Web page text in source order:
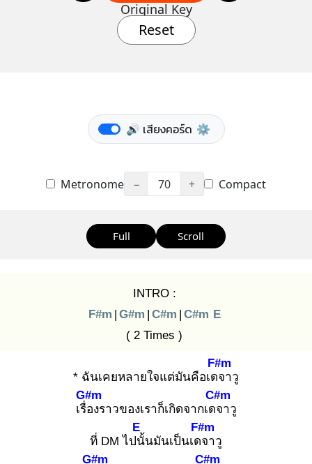
Original Key
Reset
🔊 เสียงคอร์ด ⚙️
Metronome − 70 + Compact
Full Scroll
INTRO :
F#m | G#m | C#m | C#m E
( 2 Times )
* ฉันเคยหลายใจแต่มันคือเดจ
F#m
าวู
เรื่อ
G#m
งราวของเราก็เกิดจากเดจ
C#m
าวู
ที่ DM ไปนั้
E
นมันเป็นเดจ
F#m
าวู
G#m
C#m